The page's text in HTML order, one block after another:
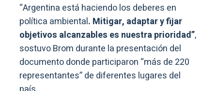
“Argentina está haciendo los deberes en
política ambiental. Mitigar, adaptar y fijar
objetivos alcanzables es nuestra prioridad”,
sostuvo Brom durante la presentación del
documento donde participaron “más de 220
representantes” de diferentes lugares del